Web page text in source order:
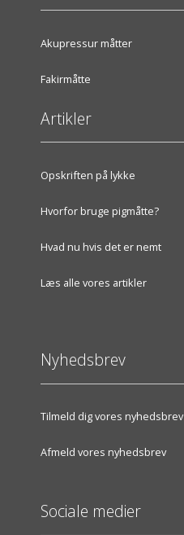
Akupressur måtter
Fakirmåtte
Artikler
Opskriften på lykke
Hvorfor bruge pigmåtte?
Hvad nu hvis det er nemt
Læs alle vores artikler
Nyhedsbrev
Tilmeld dig vores nyhedsbrev
Afmeld vores nyhedsbrev
Sociale medier